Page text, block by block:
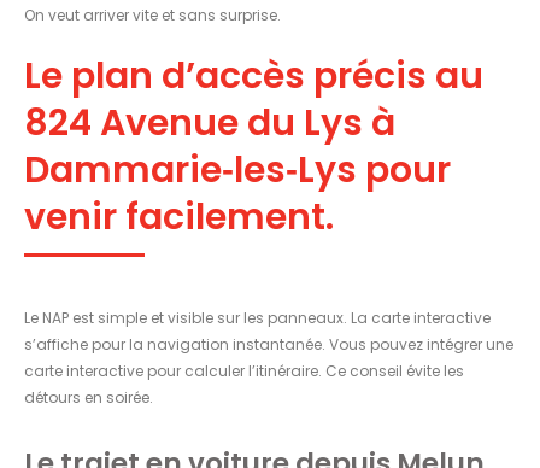
On veut arriver vite et sans surprise.
Le plan d’accès précis au
824 Avenue du Lys à
Dammarie‑les‑Lys pour
venir facilement.
Le NAP est simple et visible sur les panneaux. La carte interactive
s’affiche pour la navigation instantanée. Vous pouvez intégrer une
carte interactive pour calculer l’itinéraire. Ce conseil évite les
détours en soirée.